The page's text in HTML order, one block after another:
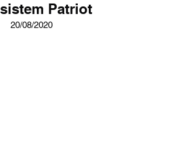
sistem Patriot
20/08/2020